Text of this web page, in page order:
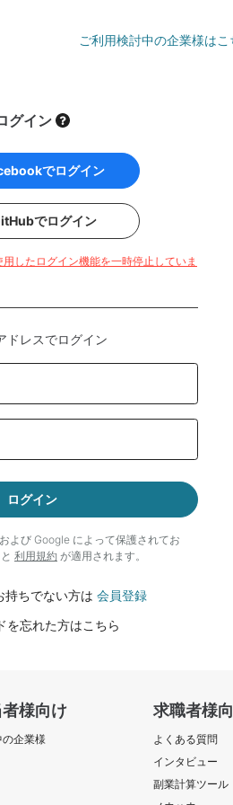
ご利用検討中の企業様はこ
グイン
でログイン
でログイン
したログイン機能を一時停止していま
ドレスでログイン
ログイン
よび Google によって保護されてお
と 利用規約 が適用されます。
持ちでない方は 会員登録
を忘れた方はこちら
様向け
企業様
求職者様
よくある質問
インタビュー
副業計算ツール